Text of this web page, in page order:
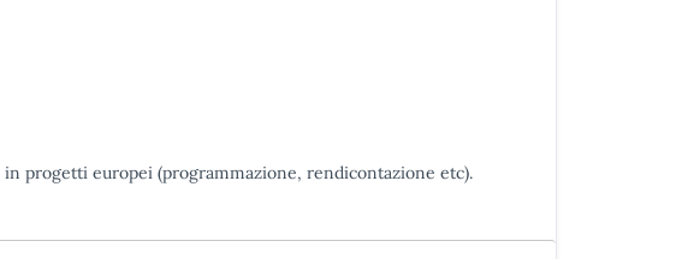
progetti europei (programmazione, rendicontazione etc).